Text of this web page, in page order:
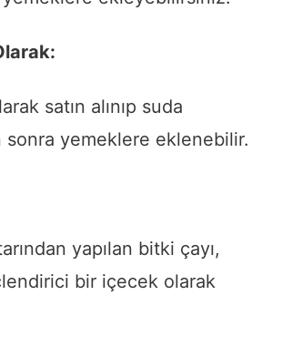
satın alınıp suda
yemeklere eklenebilir.
yapılan bitki çayı,
bir içecek olarak